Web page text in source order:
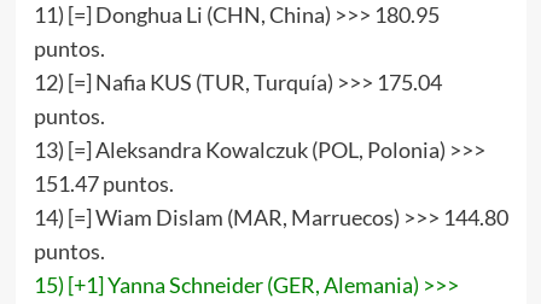
11) [=] Donghua Li (CHN, China) >>> 180.95
puntos.
12) [=] Nafia KUS (TUR, Turquía) >>> 175.04
puntos.
13) [=] Aleksandra Kowalczuk (POL, Polonia) >>>
151.47 puntos.
14) [=] Wiam Dislam (MAR, Marruecos) >>> 144.80
puntos.
15) [+1] Yanna Schneider (GER, Alemania) >>>